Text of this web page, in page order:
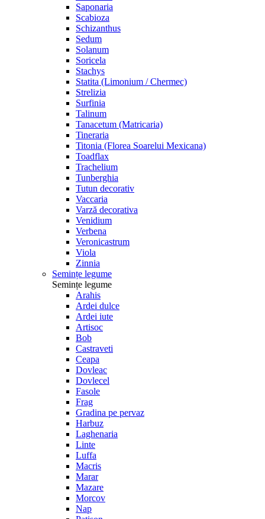
Saponaria
Scabioza
Schizanthus
Sedum
Solanum
Soricela
Stachys
Statita (Limonium / Chermec)
Strelizia
Surfinia
Talinum
Tanacetum (Matricaria)
Tineraria
Titonia (Florea Soarelui Mexicana)
Toadflax
Trachelium
Tunberghia
Tutun decorativ
Vaccaria
Varză decorativa
Venidium
Verbena
Veronicastrum
Viola
Zinnia
Semințe legume
Semințe legume
Arahis
Ardei dulce
Ardei iute
Artisoc
Bob
Castraveti
Ceapa
Dovleac
Dovlecel
Fasole
Frag
Gradina pe pervaz
Harbuz
Laghenaria
Linte
Luffa
Macris
Marar
Mazare
Morcov
Nap